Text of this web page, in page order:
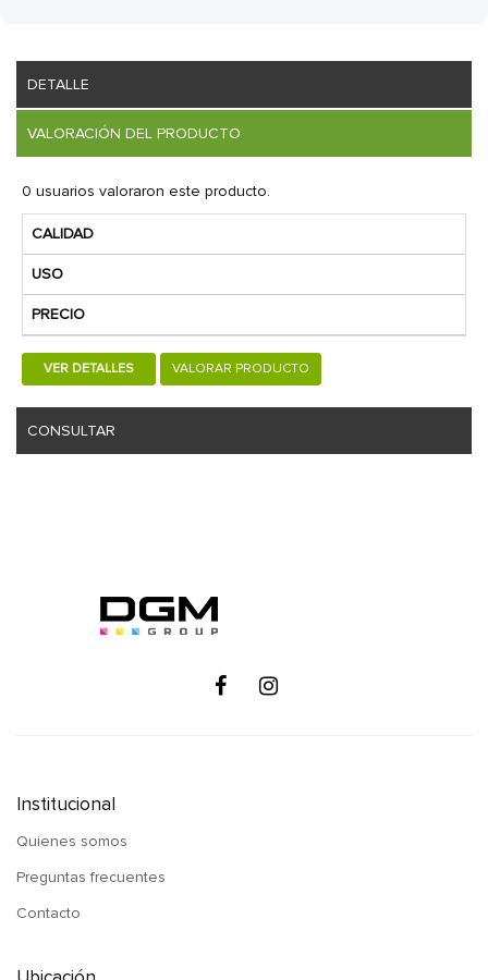
DETALLE
VALORACIÓN DEL PRODUCTO
0 usuarios valoraron este producto.
CALIDAD
USO
PRECIO
VER DETALLES VALORAR PRODUCTO
CONSULTAR
Institucional
Quienes somos
Preguntas frecuentes
Contacto